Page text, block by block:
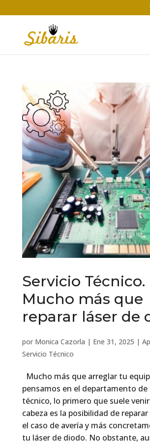
Servicio Técnico.
Mucho más que
reparar láser de
por Monica Cazorla | Ene 31, 2025 |
Servicio Técnico
Mucho más que arreglar tu
pensamos en el departamento de
técnico, lo primero que suele
cabeza es la posibilidad de
el caso de avería y más
tu láser de diodo. No obstante,